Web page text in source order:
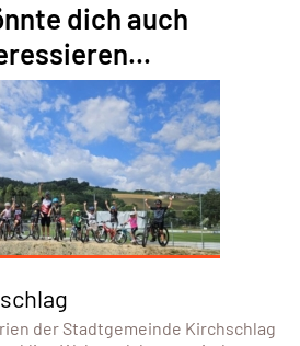
dich auch
der Stadtgemeinde Kirchschlag